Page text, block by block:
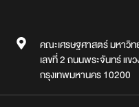
คณะเศรษฐศาสตร์ มหาวิ
เลขที่ 2 ถนนพระจันทร์ แข
กรุงเทพมหานคร 10200